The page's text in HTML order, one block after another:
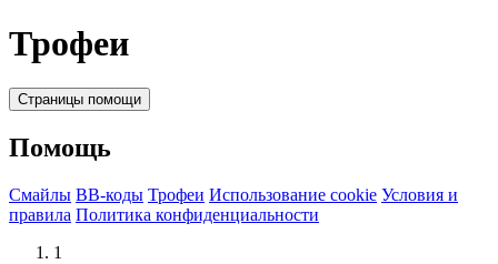
Трофеи
Страницы помощи
Помощь
Смайлы BB-коды Трофеи Использование cookie Условия и
правила Политика конфиденциальности
1